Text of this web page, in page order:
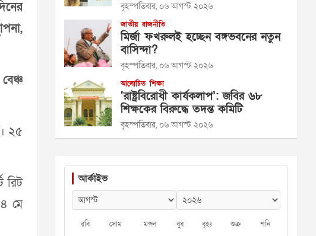
২৫
রিট
মে
বৃহস্পতিবার, ০৬ আগস্ট ২০২৬
জাতীয় রাজনীতি
মির্জা ফখরুলই হচ্ছেন বঙ্গভবনের নতুন
বাসিন্দা?
বৃহস্পতিবার, ০৬ আগস্ট ২০২৬
আলোচিত শিক্ষা
‘রাষ্ট্রবিরোধী কার্যকলাপ’: জবির ৬৮
শিক্ষকের বিরুদ্ধে তদন্ত কমিটি
বৃহস্পতিবার, ০৬ আগস্ট ২০২৬
আর্কাইভ
রবি সোম মঙ্গল বুধ বৃহঃ শুক্র শনি